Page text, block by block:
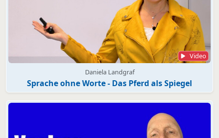
Video
Daniela Landgraf
Sprache ohne Worte - Das Pferd als Spiegel